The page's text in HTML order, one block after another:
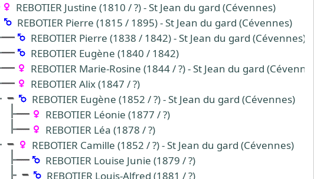
REBOTIER Justine (1810 / ?) - St Jean du gard (Cévennes)
REBOTIER Pierre (1815 / 1895) - St Jean du gard (Cévennes)
REBOTIER Pierre (1838 / 1842) - St Jean du gard (Cévennes)
REBOTIER Eugène (1840 / 1842)
REBOTIER Marie-Rosine (1844 / ?) - St Jean du gard (Cévennes)
REBOTIER Alix (1847 / ?)
REBOTIER Eugène (1852 / ?) - St Jean du gard (Cévennes)
REBOTIER Léonie (1877 / ?)
REBOTIER Léa (1878 / ?)
REBOTIER Camille (1852 / ?) - St Jean du gard (Cévennes)
REBOTIER Louise Junie (1879 / ?)
REBOTIER Louis-Alfred (1881 / ?)